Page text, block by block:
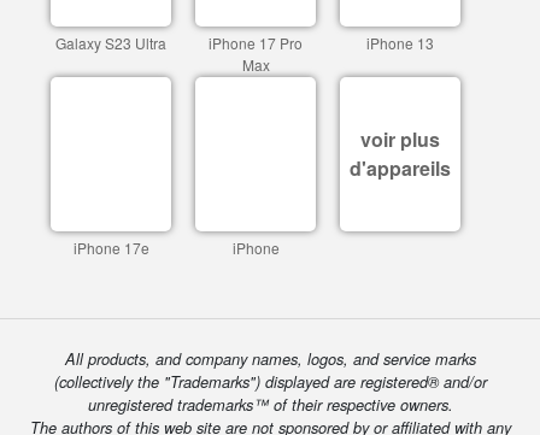
Galaxy S23 Ultra
iPhone 17 Pro
Max
iPhone 13
iPhone 17e iPhone
voir plus
d'appareils
All products, and company names, logos, and service marks
(collectively the "Trademarks") displayed are registered® and/or
unregistered trademarks™ of their respective owners.
The authors of this web site are not sponsored by or affiliated with any